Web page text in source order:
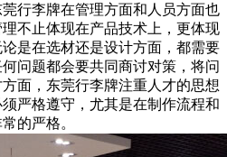
行李牌在管理方面和人员方面也
不止体现在产品技术上，更体现
是在选材还是设计方面，都需要
问题都会要共同商讨对策，将问
面，东莞行李牌注重人才的思想
严格遵守，尤其是在制作流程和
的严格。